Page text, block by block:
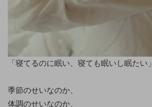
「寝てるのに眠い、寝ても眠いし眠たい」
季節のせいなのか、
体調のせいなのか、